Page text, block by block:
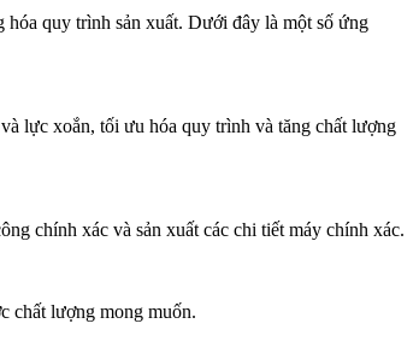
quy trình sản xuất. Dưới đây là một số ứng
lực xoắn, tối ưu hóa quy trình và tăng chất lượng
chính xác và sản xuất các chi tiết máy chính xác.
chất lượng mong muốn.